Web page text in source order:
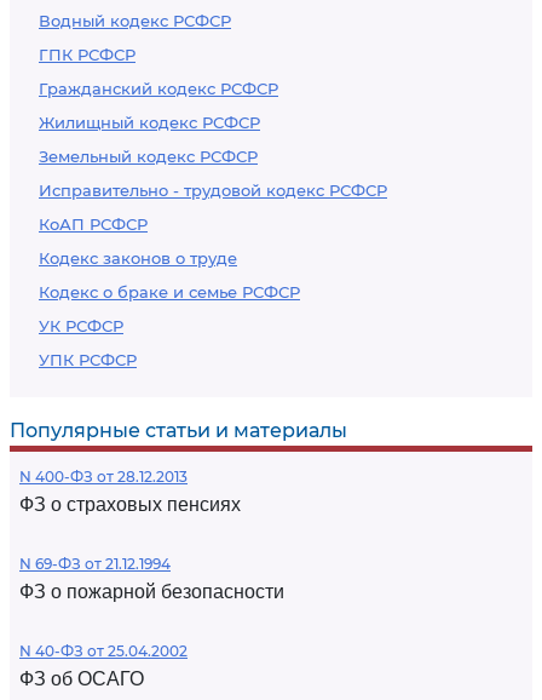
Водный кодекс РСФСР
ГПК РСФСР
Гражданский кодекс РСФСР
Жилищный кодекс РСФСР
Земельный кодекс РСФСР
Исправительно - трудовой кодекс РСФСР
КоАП РСФСР
Кодекс законов о труде
Кодекс о браке и семье РСФСР
УК РСФСР
УПК РСФСР
Популярные статьи и материалы
N 400-ФЗ от 28.12.2013
ФЗ о страховых пенсиях
N 69-ФЗ от 21.12.1994
ФЗ о пожарной безопасности
N 40-ФЗ от 25.04.2002
ФЗ об ОСАГО